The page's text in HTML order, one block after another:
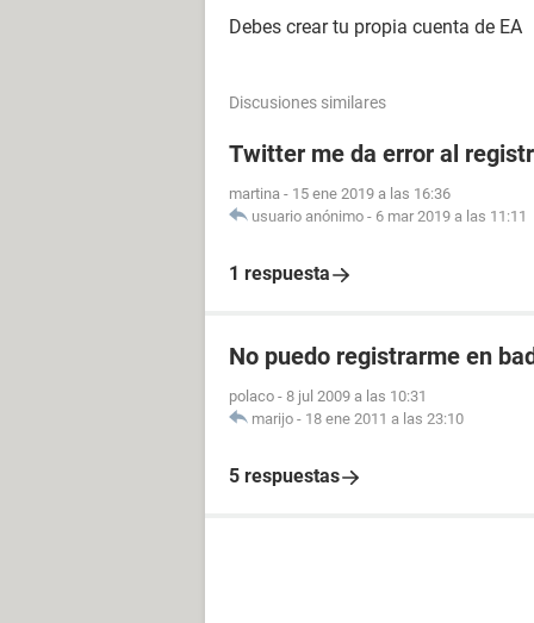
Debes crear tu propia cuenta de EA
Discusiones similares
Twitter me da error al
martina - 15 ene 2019 a las 16:36
usuario anónimo - 6 mar 2019 a las 11:11
1 respuesta
No puedo registrarme en
polaco - 8 jul 2009 a las 10:31
marijo - 18 ene 2011 a las 23:10
5 respuestas